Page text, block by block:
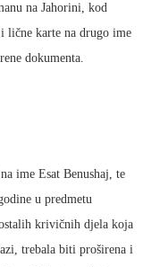
na Jahorini, kod
lične karte na drugo ime
dokumenta.
ime Esat Benushaj, te
u predmetu
krivičnih djela koja
trebala biti proširena i